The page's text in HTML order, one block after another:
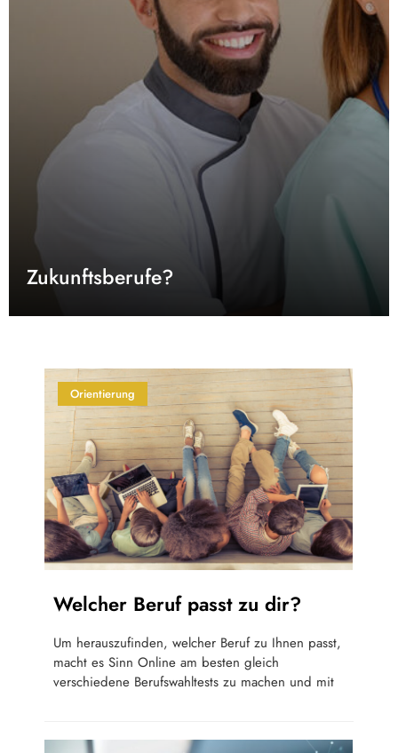
Zukunftsberufe?
Orientierung
Welcher Beruf passt zu dir?
Um herauszufinden, welcher Beruf zu Ihnen passt,
macht es Sinn Online am besten gleich
verschiedene Berufswahltests zu machen und mit